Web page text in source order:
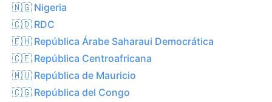
🇳🇬 Nigeria
🇨🇩 RDC
🇪🇭 República Árabe Saharaui Democrática
🇨🇫 República Centroafricana
🇲🇺 República de Mauricio
🇨🇬 República del Congo